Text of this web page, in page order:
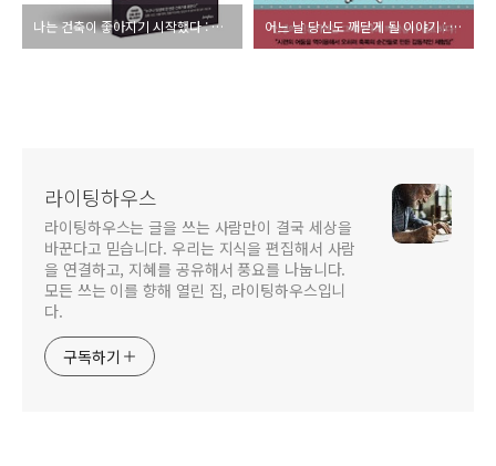
나는 건축이 좋아지기 시작했다 : 집짓기에 입문하는 당신을 위한 건축 개념어 사전 어느 날 당신도 깨닫게 될 이야기 : 내 인생을 바꾼 성찰의 순간들
라이팅하우스
라이팅하우스는 글을 쓰는 사람만이 결국 세상을
바꾼다고 믿습니다. 우리는 지식을 편집해서 사람
을 연결하고, 지혜를 공유해서 풍요를 나눕니다.
모든 쓰는 이를 향해 열린 집, 라이팅하우스입니
다.
구독하기